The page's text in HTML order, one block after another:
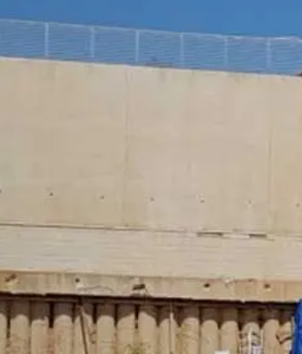
Gøre indsigelse mod indsamlingen af data
Du kan forhindre indsamling af dine data af Google
dine data indsamles ved fremtidige besøg på dette
Hvis du ønsker flere oplysninger om, hvordan Google
Vi har indgået en aftale med Google om outsourcing af
databeskyttelsesmyndigheder, når vi bruger Google
Vores websted bruger plugins fra YouTube, som drives
USA. Hvis du besøger en af vores sider med et
informeret om, hvilke af vores sider du har besøgt. Hvis
browsingadfærd direkte til din personlige profil. Du kan
mere tiltrækkende. Dette udgør en berettiget interesse i
yderligere oplysninger om håndtering af brugerdata i
Upload your resume